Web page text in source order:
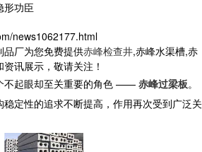
形功臣
news1062177.html
品厂为您免费提供赤峰检查井,赤峰水渠槽,赤
讯展示，敬请关注！
不起眼却至关重要的角色 —— 赤峰过梁板。
定性的追求不断提高，作用再次受到广泛关